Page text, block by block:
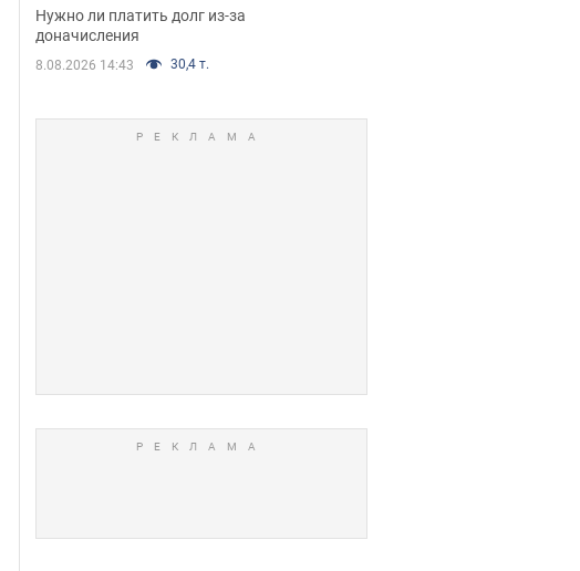
судья вынес
неожиданное решение
Нужно ли платить долг из-за
доначисления
8.08.2026 14:43 30,4 т.